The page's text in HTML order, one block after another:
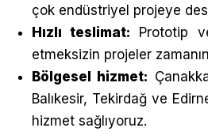
çok endüstriyel projeye
Hızlı teslimat: Prototip
etmeksizin projeler
Bölgesel hizmet:
Balıkesir, Tekirdağ ve
hizmet sağlıyoruz.